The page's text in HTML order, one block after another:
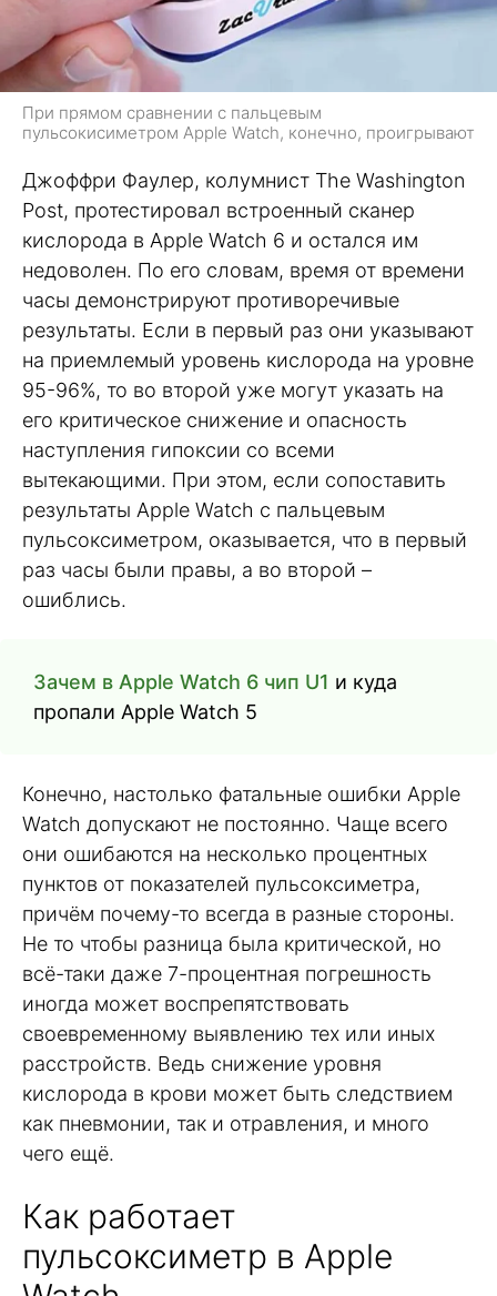
При прямом сравнении с пальцевым
пульсокисиметром Apple Watch, конечно, проигрывают
Джоффри Фаулер, колумнист The Washington
Post, протестировал встроенный сканер
кислорода в Apple Watch 6 и остался им
недоволен. По его словам, время от времени
часы демонстрируют противоречивые
результаты. Если в первый раз они указывают
на приемлемый уровень кислорода на уровне
95-96%, то во второй уже могут указать на
его критическое снижение и опасность
наступления гипоксии со всеми
вытекающими. При этом, если сопоставить
результаты Apple Watch с пальцевым
пульсоксиметром, оказывается, что в первый
раз часы были правы, а во второй –
ошиблись.
Зачем в Apple Watch 6 чип U1 и куда
пропали Apple Watch 5
Конечно, настолько фатальные ошибки Apple
Watch допускают не постоянно. Чаще всего
они ошибаются на несколько процентных
пунктов от показателей пульсоксиметра,
причём почему-то всегда в разные стороны.
Не то чтобы разница была критической, но
всё-таки даже 7-процентная погрешность
иногда может воспрепятствовать
своевременному выявлению тех или иных
расстройств. Ведь снижение уровня
кислорода в крови может быть следствием
как пневмонии, так и отравления, и много
чего ещё.
Как работает
пульсоксиметр в Apple